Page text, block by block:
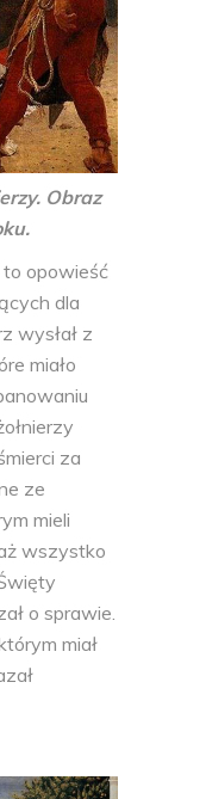
Obraz
to opowieść
dla
wysłał z
miało
za
ze
mieli
wszystko
o sprawie.
miał